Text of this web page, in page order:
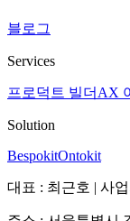
블로그
Services
프로덕트 빌더 AX
Solution
BespokitOntokit
대표 : 최근호 | 사